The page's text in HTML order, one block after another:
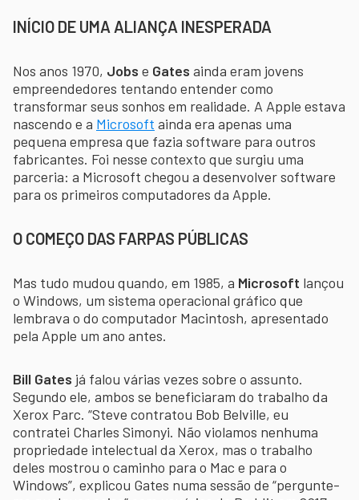
INÍCIO DE UMA ALIANÇA INESPERADA
Nos anos 1970, Jobs e Gates ainda eram jovens
empreendedores tentando entender como
transformar seus sonhos em realidade. A Apple estava
nascendo e a Microsoft ainda era apenas uma
pequena empresa que fazia software para outros
fabricantes. Foi nesse contexto que surgiu uma
parceria: a Microsoft chegou a desenvolver software
para os primeiros computadores da Apple.
O COMEÇO DAS FARPAS PÚBLICAS
Mas tudo mudou quando, em 1985, a Microsoft lançou
o Windows, um sistema operacional gráfico que
lembrava o do computador Macintosh, apresentado
pela Apple um ano antes.
Bill Gates já falou várias vezes sobre o assunto.
Segundo ele, ambos se beneficiaram do trabalho da
Xerox Parc. “Steve contratou Bob Belville, eu
contratei Charles Simonyi. Não violamos nenhuma
propriedade intelectual da Xerox, mas o trabalho
deles mostrou o caminho para o Mac e para o
Windows”, explicou Gates numa sessão de “pergunte-